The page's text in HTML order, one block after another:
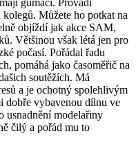
Můžete ho potkat na
objíždí jak akce SAM,
Většinou však létá jen pro
počasí. Pořádal řadu
pomáhá jako časoměřič na
soutěžích. Má
a je ochotný spolehlivým
dobře vybavenou dílnu ve
usnadnění modelařiny
čilý a pořád mu to